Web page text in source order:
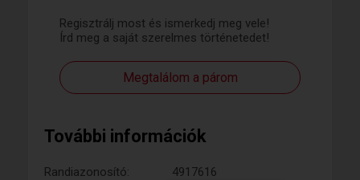
Regisztrálj most és ismerkedj meg vele!
Írd meg a saját szerelmes történetedet!
Megtalálom a párom
További információk
Randiazonosító:
4917616